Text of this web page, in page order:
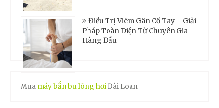
Điều Trị Viêm Gân Cổ Tay – Giải
Pháp Toàn Diện Từ Chuyên Gia
Hàng Đầu
Mua máy bắn bu lông hơiĐài Loan